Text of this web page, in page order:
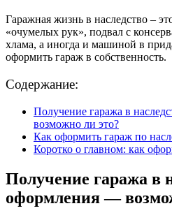
Гаражная жизнь в наследство –
«очумелых рук», подвал с
хлама, а иногда и машиной в
оформить гараж в собственность.
Содержание:
Получение гаража в
возможно ли это?
Как оформить гараж по
Коротко о главном: как
Получение гаража в
оформления —